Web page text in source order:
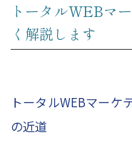
コンサルティング料金
HOME
会社概要
トータルWEBマ
く解説します
トータルWEBマーケ
の近道